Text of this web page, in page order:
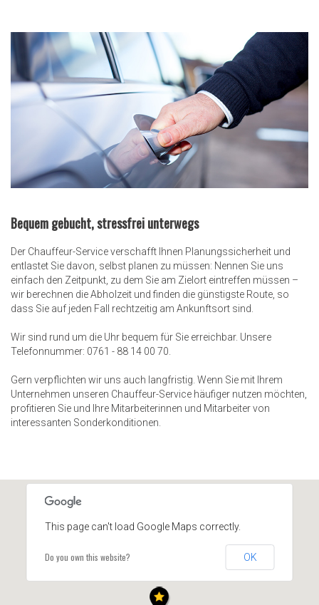
Bequem gebucht, stressfrei unterwegs
Der Chauffeur-Service verschafft Ihnen Planungssicherheit und
entlastet Sie davon, selbst planen zu müssen: Nennen Sie uns
einfach den Zeitpunkt, zu dem Sie am Zielort eintreffen müssen –
wir berechnen die Abholzeit und finden die günstigste Route, so
dass Sie auf jeden Fall rechtzeitig am Ankunftsort sind.
Wir sind rund um die Uhr bequem für Sie erreichbar. Unsere
Telefonnummer: 0761 - 88 14 00 70.
Gern verpflichten wir uns auch langfristig. Wenn Sie mit Ihrem
Unternehmen unseren Chauffeur-Service häufiger nutzen möchten,
profitieren Sie und Ihre Mitarbeiterinnen und Mitarbeiter von
interessanten Sonderkonditionen.
This page can't load Google Maps correctly.
Do you own this website? OK